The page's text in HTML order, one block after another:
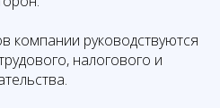
компании руководствуются
налогового и